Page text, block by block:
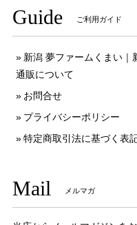
Guide ご利用ガイド
新潟 夢ファームくまい｜
通販について
お問合せ
プライバシーポリシー
特定商取引法に基づく表
Mail メルマガ